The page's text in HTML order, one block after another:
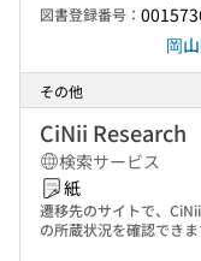
図書登録番号：
岡
その他
CiNii Research
検索サービス
紙
遷移先のサイトで、
の所蔵状況を確認できま